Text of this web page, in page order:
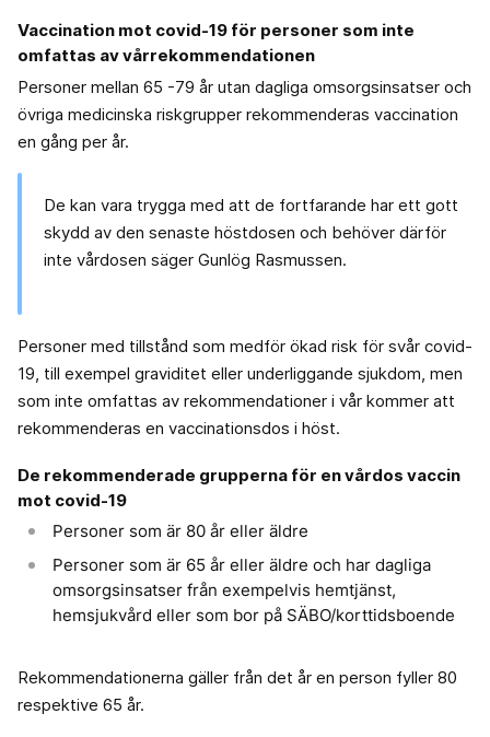
Vaccination mot covid-19 för personer som inte
omfattas av vårrekommendationen
Personer mellan 65 -79 år utan dagliga omsorgsinsatser och
övriga medicinska riskgrupper rekommenderas vaccination
en gång per år.
De kan vara trygga med att de fortfarande har ett gott
skydd av den senaste höstdosen och behöver därför
inte vårdosen säger Gunlög Rasmussen.
Personer med tillstånd som medför ökad risk för svår covid-
19, till exempel graviditet eller underliggande sjukdom, men
som inte omfattas av rekommendationer i vår kommer att
rekommenderas en vaccinationsdos i höst.
De rekommenderade grupperna för en vårdos vaccin
mot covid-19
Personer som är 80 år eller äldre
Personer som är 65 år eller äldre och har dagliga
omsorgsinsatser från exempelvis hemtjänst,
hemsjukvård eller som bor på SÄBO/korttidsboende
Rekommendationerna gäller från det år en person fyller 80
respektive 65 år.